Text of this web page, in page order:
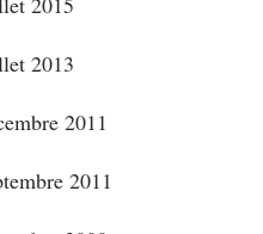
2013
2011
2011